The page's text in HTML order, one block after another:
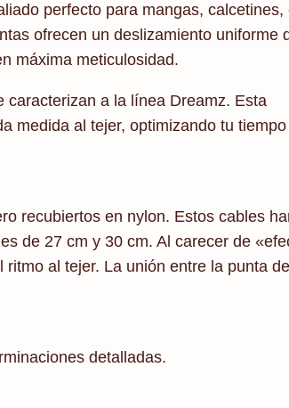
perfecto para mangas, calcetines,
ofrecen un deslizamiento uniforme
máxima meticulosidad.
caracterizan a la línea Dreamz. Esta
medida al tejer, optimizando tu
recubiertos en nylon. Estos cables
de 27 cm y 30 cm. Al carecer de
al tejer. La unión entre la punta
detalladas.